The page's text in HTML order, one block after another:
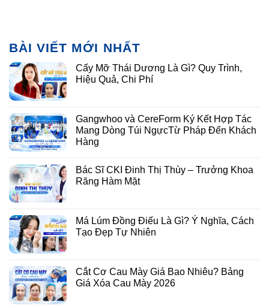
BÀI VIẾT MỚI NHẤT
Cấy Mỡ Thái Dương Là Gì? Quy Trình,
Hiệu Quả, Chi Phí
Gangwhoo và CereForm Ký Kết Hợp Tác
Mang Dòng Túi NgựcTừ Pháp Đến Khách
Hàng
Bác Sĩ CKI Đinh Thị Thùy – Trưởng Khoa
Răng Hàm Mặt
Má Lúm Đồng Điếu Là Gì? Ý Nghĩa, Cách
Tạo Đẹp Tự Nhiên
Cắt Cơ Cau Mày Giá Bao Nhiêu? Bảng
Giá Xóa Cau Mày 2026